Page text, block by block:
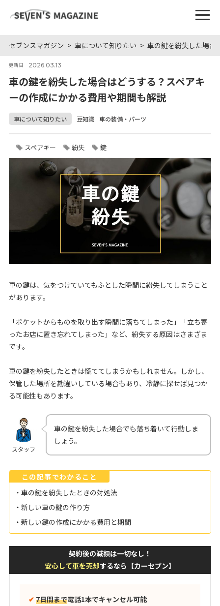
セブンスマガジン 車について知りたい 車の鍵を紛失した場合
更新日 2026.03.13
車の鍵を紛失した場合はどうする？スペアキ
ーの作成にかかる費用や期間も解説
車について知りたい 豆知識 車の装備・パーツ
スペアキー 紛失 鍵
車の鍵は、気をつけていてもふとした瞬間に紛失してしまうこと
があります。
「ポケットからものを取り出す瞬間に落ちてしまった」「立ち寄
ったお店に置き忘れてしまった」など、紛失する原因はさまざま
です。
車の鍵を紛失したときは慌ててしまうかもしれません。しかし、
保管した場所を勘違いしている場合もあり、冷静に探せば見つか
る可能性もあります。
スタッフ
車の鍵を紛失した場合でも落ち着いて行動しま
しょう。
この記事でわかること
・車の鍵を紛失したときの対処法
・新しい車の鍵の作り方
・新しい鍵の作成にかかる費用と期間
契約後の減額は一切なし！
安心して車を売却するなら【カーセブン】
✔︎ 7日間まで電話1本でキャンセル可能